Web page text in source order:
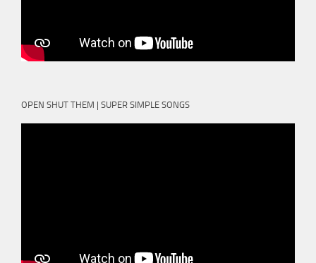
OPEN SHUT THEM | SUPER SIMPLE SONGS